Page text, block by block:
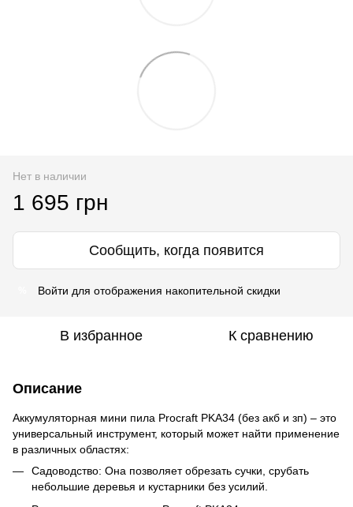
Нет в наличии
1 695 грн
Сообщить, когда появится
Войти для отображения накопительной скидки
В избранное К сравнению
Описание
Аккумуляторная мини пила Procraft PKA34 (без акб и зп) – это
универсальный инструмент, который может найти применение
в различных областях:
Садоводство: Она позволяет обрезать сучки, срубать
небольшие деревья и кустарники без усилий.